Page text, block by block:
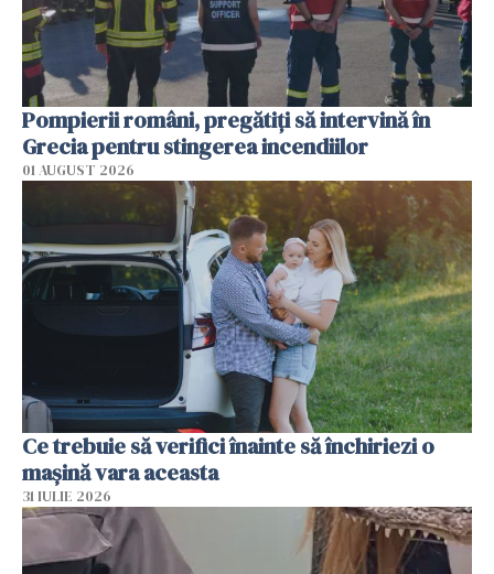
Pompierii români, pregătiţi să intervină în
Grecia pentru stingerea incendiilor
01 AUGUST 2026
Ce trebuie să verifici înainte să închiriezi o
mașină vara aceasta
31 IULIE 2026